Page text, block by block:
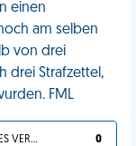
einen
am selben
von drei
drei Strafzettel,
FML
DU HAST ES VERDIENT 0